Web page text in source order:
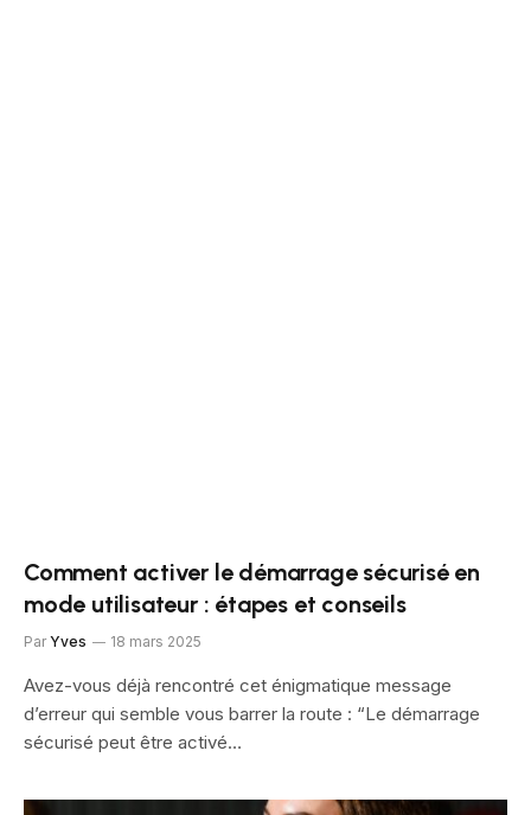
Comment activer le démarrage sécurisé en
mode utilisateur : étapes et conseils
Par Yves 18 mars 2025
Avez-vous déjà rencontré cet énigmatique message
d’erreur qui semble vous barrer la route : “Le démarrage
sécurisé peut être activé…